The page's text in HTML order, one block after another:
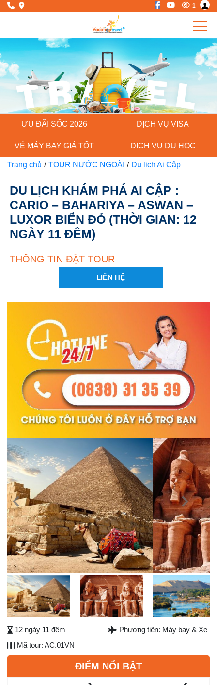
1
Previous Next
ƯU ĐÃI SỐC 2026 DỊCH VỤ VISA
VÉ MÁY BAY GIÁ TỐT DỊCH VỤ DU HỌC
Trang chủ / TOUR NƯỚC NGOÀI / Du lịch Ai Cập
DU LỊCH KHÁM PHÁ AI CẬP :
CARIO – BAHARIYA – ASWAN –
LUXOR BIỂN ĐỎ (THỜI GIAN: 12
NGÀY 11 ĐÊM)
Previous Next
Next
12 ngày 11 đêm
Phương tiện: Máy bay & Xe
Mã tour: AC.01VN
ĐIỂM NỔI BẬT
THÔNG TIN ĐẶT TOUR